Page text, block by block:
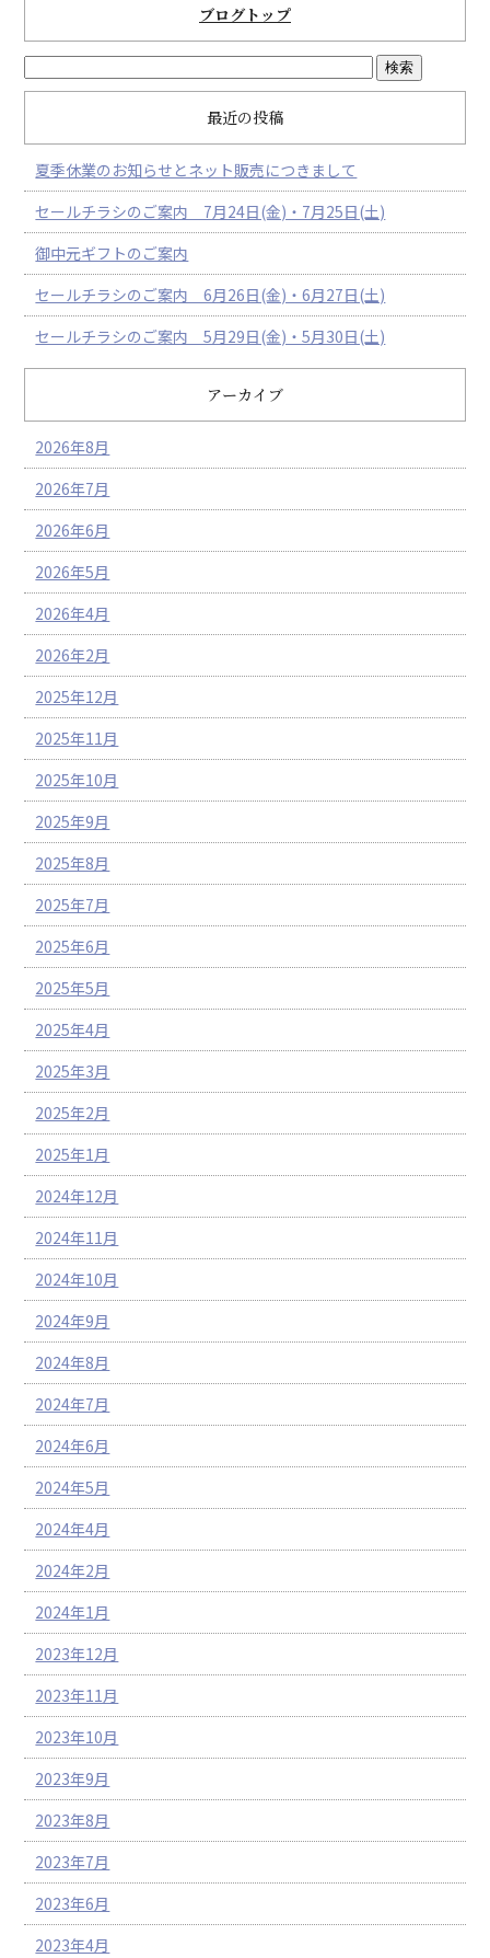
ブログトップ
最近の投稿
夏季休業のお知らせとネット販売につきまして
セールチラシのご案内 7月24日(金)・7月25日(土)
御中元ギフトのご案内
セールチラシのご案内 6月26日(金)・6月27日(土)
セールチラシのご案内 5月29日(金)・5月30日(土)
アーカイブ
2026年8月
2026年7月
2026年6月
2026年5月
2026年4月
2026年2月
2025年12月
2025年11月
2025年10月
2025年9月
2025年8月
2025年7月
2025年6月
2025年5月
2025年4月
2025年3月
2025年2月
2025年1月
2024年12月
2024年11月
2024年10月
2024年9月
2024年8月
2024年7月
2024年6月
2024年5月
2024年4月
2024年2月
2024年1月
2023年12月
2023年11月
2023年10月
2023年9月
2023年8月
2023年7月
2023年6月
2023年4月